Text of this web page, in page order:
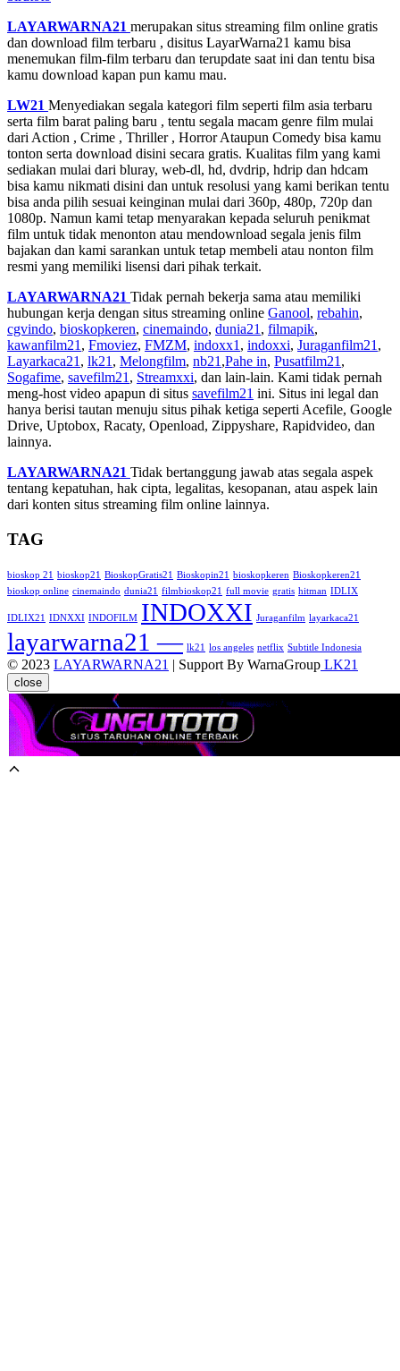
LAYARWARNA21 merupakan situs streaming film online gratis
dan download film terbaru , disitus LayarWarna21 kamu bisa
menemukan film-film terbaru dan terupdate saat ini dan tentu bisa
kamu download kapan pun kamu mau.
LW21 Menyediakan segala kategori film seperti film asia terbaru
serta film barat paling baru , tentu segala macam genre film mulai
dari Action , Crime , Thriller , Horror Ataupun Comedy bisa kamu
tonton serta download disini secara gratis. Kualitas film yang kami
sediakan mulai dari bluray, web-dl, hd, dvdrip, hdrip dan hdcam
bisa kamu nikmati disini dan untuk resolusi yang kami berikan tentu
bisa anda pilih sesuai keinginan mulai dari 360p, 480p, 720p dan
1080p. Namun kami tetap menyarakan kepada seluruh penikmat
film untuk tidak menonton atau mendownload segala jenis film
bajakan dan kami sarankan untuk tetap membeli atau nonton film
resmi yang memiliki lisensi dari pihak terkait.
LAYARWARNA21 Tidak pernah bekerja sama atau memiliki
hubungan kerja dengan situs streaming online Ganool, rebahin,
cgvindo, bioskopkeren, cinemaindo, dunia21 , filmapik,
kawanfilm21 , Fmoviez, FMZM, indoxx1 , indoxxi, Juraganfilm21 ,
Layarkaca21 , lk21 , Melongfilm, nb21 ,Pahe in, Pusatfilm21 ,
Sogafime, savefilm21 , Streamxxi, dan lain-lain. Kami tidak pernah
meng-host video apapun di situs savefilm21 ini. Situs ini legal dan
hanya berisi tautan menuju situs pihak ketiga seperti Acefile, Google
Drive, Uptobox, Racaty, Openload, Zippyshare, Rapidvideo, dan
lainnya.
LAYARWARNA21 Tidak bertanggung jawab atas segala aspek
tentang kepatuhan, hak cipta, legalitas, kesopanan, atau aspek lain
dari konten situs streaming film online lainnya.
TAG
bioskop 21 bioskop21 BioskopGratis21 Bioskopin21 bioskopkeren Bioskopkeren21
bioskop online cinemaindo dunia21 filmbioskop21 full movie gratis hitman IDLIX
IDLIX21 IDNXXI INDOFILM INDOXXI Juraganfilm layarkaca21
layarwarna21 — lk21 los angeles netflix Subtitle Indonesia
© 2023 LAYARWARNA21 | Support By WarnaGroup LK21
close